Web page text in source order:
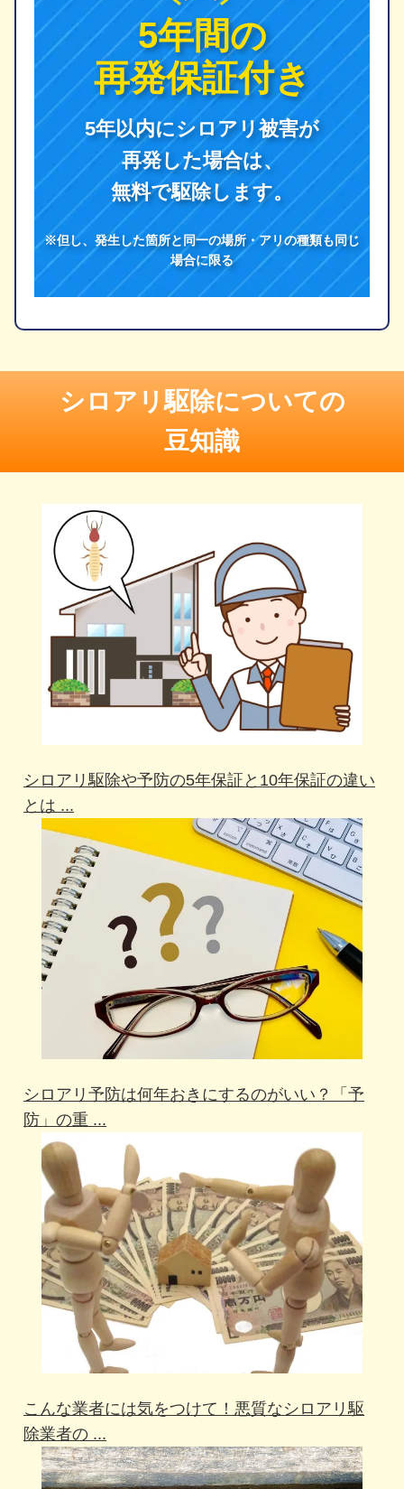
5年間の
再発保証付き
5年以内にシロアリ被害が
再発した場合は、
無料で駆除します。
※但し、発生した箇所と同一の場所・アリの種類も同じ
場合に限る
シロアリ駆除についての
豆知識
シロアリ駆除や予防の5年保証と10年保証の違い
とは ...
シロアリ予防は何年おきにするのがいい？「予
防」の重 ...
こんな業者には気をつけて！悪質なシロアリ駆
除業者の ...